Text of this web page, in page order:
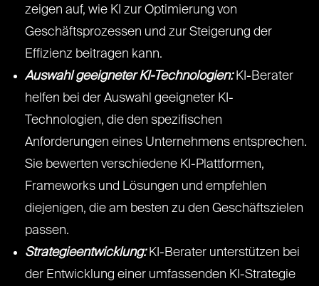
zeigen auf, wie KI zur Optimierung von
Geschäftsprozessen und zur Steigerung der
Effizienz beitragen kann.
Auswahl geeigneter KI-Technologien:KI-Berater
helfen bei der Auswahl geeigneter KI-
Technologien, die den spezifischen
Anforderungen eines Unternehmens entsprechen.
Sie bewerten verschiedene KI-Plattformen,
Frameworks und Lösungen und empfehlen
diejenigen, die am besten zu den Geschäftszielen
passen.
Strategieentwicklung:KI-Berater unterstützen bei
der Entwicklung einer umfassenden KI-Strategie